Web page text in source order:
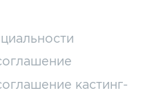
кастинг-